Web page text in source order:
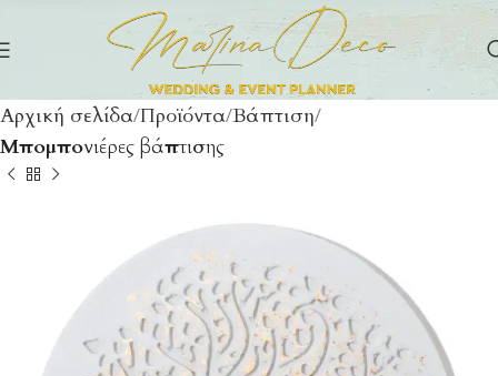
Αρχική σελίδα Προϊόντα Βάπτιση
Μπομπονιέρες βάπτισης